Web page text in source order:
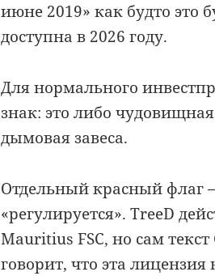
июне 2019» как будто это
доступна в 2026 году.
Для нормального
знак: это либо
дымовая завеса.
Отдельный красный флаг
«регулируется». TreeD
Mauritius FSC, но сам
говорит, что эта